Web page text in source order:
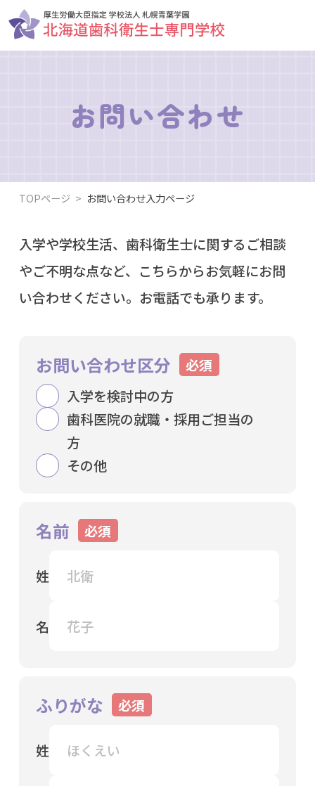
お問い合わせ
TOPページ > お問い合わせ入力ページ
入学や学校生活、歯科衛生士に関するご相談
やご不明な点など、 こちらからお気軽にお問
い合わせください。お電話でも承ります。
お問い合わせ区分
入学を検討中の方
歯科医院の就職・採用ご担当の
方
その他
名前
姓
名
ふりがな
姓